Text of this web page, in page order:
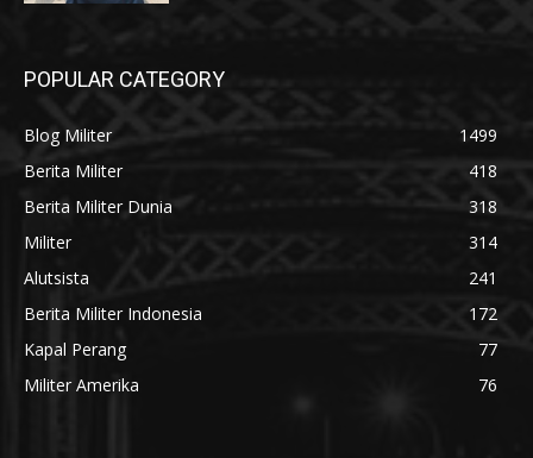
POPULAR CATEGORY
Blog Militer
1499
Berita Militer
418
Berita Militer Dunia
318
Militer
314
Alutsista
241
Berita Militer Indonesia
172
Kapal Perang
77
Militer Amerika
76